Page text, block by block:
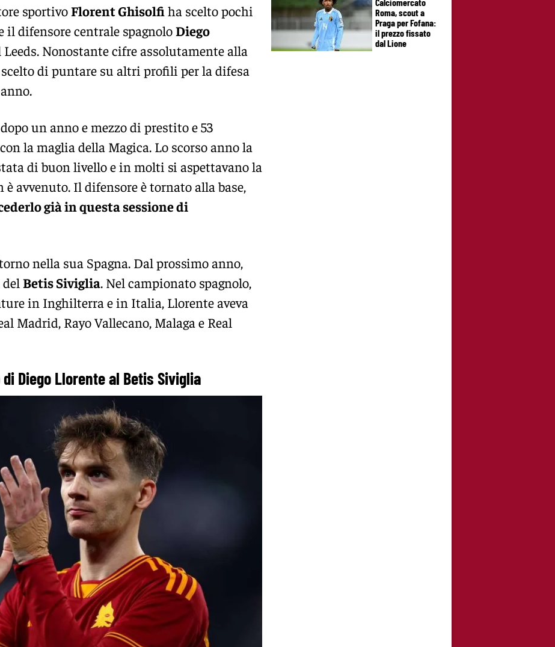
sportivoFlorent Ghisolfiha scelto pochi
difensore centrale spagnoloDiego
Nonostante cifre assolutamente alla
di puntare su altri profili per la difesa
un anno e mezzo di prestito e 53
la maglia della Magica. Lo scorso anno la
di buon livello e in molti si aspettavano la
è avvenuto. Il difensore è tornato alla base,
già in questa sessione di
nella sua Spagna. Dal prossimo anno,
Betis Siviglia. Nel campionato spagnolo,
in Inghilterra e in Italia, Llorente aveva
Madrid, Rayo Vallecano, Malaga e Real
Diego Llorente al Betis Siviglia
Roma, scout a
Praga per Fofana:
il prezzo fissato
dal Lione